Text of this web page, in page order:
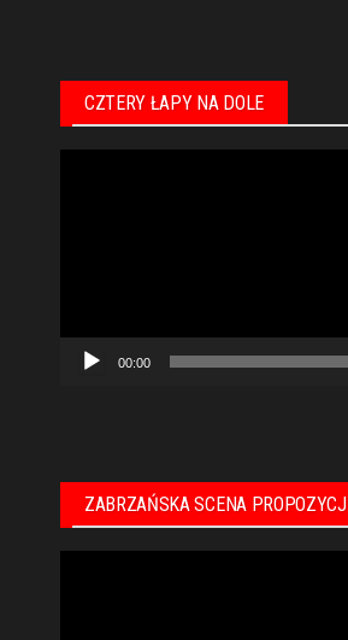
CZTERY ŁAPY NA DOLE
00:00
ZABRZAŃSKA SCENA PROPOZYCJI